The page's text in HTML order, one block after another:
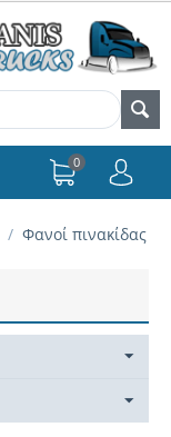
0
/ Φανοί πινακίδας